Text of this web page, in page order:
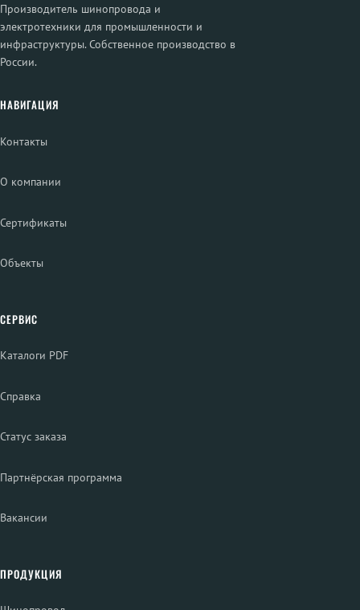
Производитель шинопровода и
электротехники для промышленности и
инфраструктуры. Собственное производство в
России.
НАВИГАЦИЯ
Контакты
О компании
Сертификаты
Объекты
СЕРВИС
Каталоги PDF
Справка
Статус заказа
Партнёрская программа
Вакансии
ПРОДУКЦИЯ